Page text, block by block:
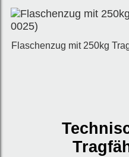
Flaschenzug mit 250kg